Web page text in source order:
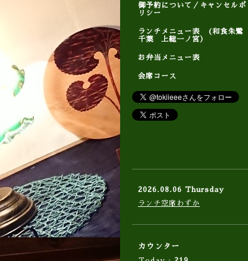
御予約について／キャンセルポ
リシー
ランチメニュー表 (和食朱鷺
千葉 上総一ノ宮）
お弁当メニュー表
会席コース
2026.08.06 Thursday
ランチ空席わずか
カウンター